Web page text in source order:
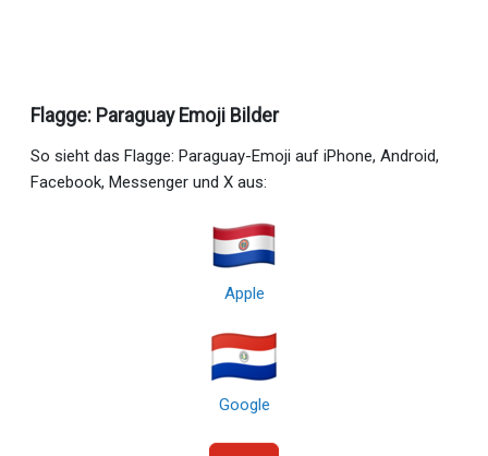
Flagge: Paraguay Emoji Bilder
So sieht das Flagge: Paraguay-Emoji auf iPhone, Android,
Facebook, Messenger und X aus:
Apple
Google